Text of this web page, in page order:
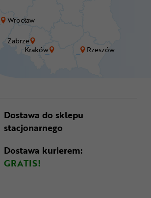
Kraków Rzeszów
Wrocław
Zabrze
Dostawa do sklepu
stacjonarnego
Dostawa kurierem:
GRATIS!